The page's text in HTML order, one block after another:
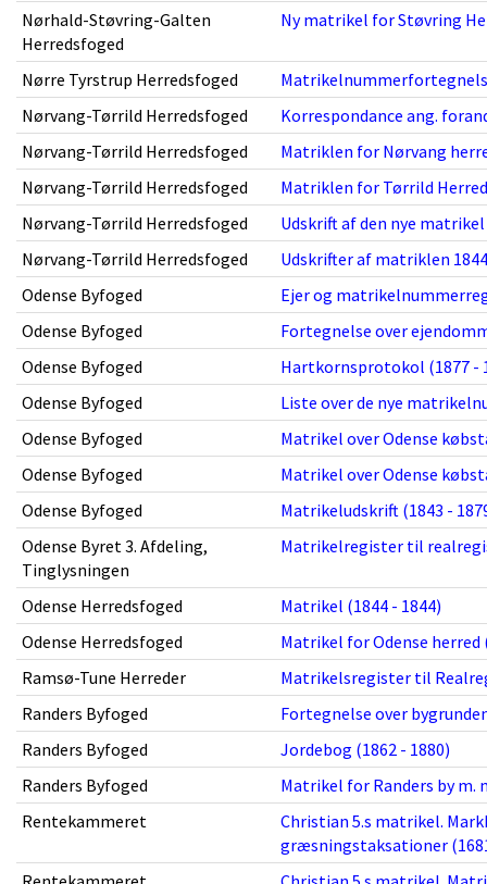
Nørhald-Støvring-Galten
Herredsfoged
Ny matrikel for Støvring
Nørre Tyrstrup Herredsfoged
Nørvang-Tørrild Herredsfoged
Korrespondance ang.
Nørvang-Tørrild Herredsfoged
Matriklen for Nørvang
Nørvang-Tørrild Herredsfoged
Matriklen for Tørrild Herred
Nørvang-Tørrild Herredsfoged
Udskrift af den nye
Nørvang-Tørrild Herredsfoged
Udskrifter af matriklen
Odense Byfoged
Ejer og
Odense Byfoged
Fortegnelse over
Odense Byfoged
Hartkornsprotokol (1877 -
Odense Byfoged
Liste over de nye
Odense Byfoged
Matrikel over Odense
Odense Byfoged
Matrikel over Odense
Odense Byfoged
Matrikeludskrift (1843 -
Odense Byret 3. Afdeling,
Tinglysningen
Matrikelregister til
Odense Herredsfoged
Matrikel (1844 - 1844)
Odense Herredsfoged
Matrikel for Odense herred
Ramsø-Tune Herreder
Matrikelsregister til
Randers Byfoged
Fortegnelse over
Randers Byfoged
Jordebog (1862 - 1880)
Randers Byfoged
Matrikel for Randers by m.
Rentekammeret
Christian 5.s matrikel.
græsningstaksationer